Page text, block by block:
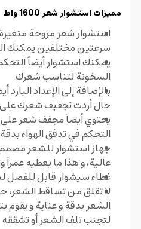
مميزات استشوار شعر 1600 واط
استشوار شعر مروحة
سرعتين مختلفين يمكنك
يمكنك استشوار أيضاً
السخونة لتناسب شعرك
بالإضافة إلى الإعداد
حال أردت تجفيف شعرك على
يحتوي أيضاً مجفف شعر
التحكم في تدفق الهواء بدقة
جهاز استشوار للشعر
عالية، و هذا ما يعطيه عمراً
غطاء سيشوار قابل للفصل
لا تقلق من تساقط
الشعر بدقة و عناية و يقوم
لتجنب تلف الشعر أو تشققه